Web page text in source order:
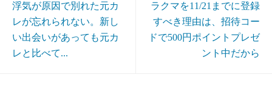
浮気が原因で別れた元カ
レが忘れられない。新し
い出会いがあっても元カ
レと比べて...
ラクマを11/21までに登録
すべき理由は、招待コー
ドで500円ポイントプレゼ
ント中だから